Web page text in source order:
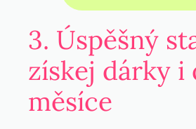
3. Úspěšný
získej dárky i
měsíce